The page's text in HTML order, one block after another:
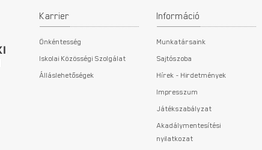
Karrier
Önkéntesség
Iskolai Közösségi Szolgálat
Álláslehetőségek
Információ
Munkatársaink
Sajtószoba
Hírek - Hirdetmények
Impresszum
Játékszabályzat
Akadálymentesítési
nyilatkozat